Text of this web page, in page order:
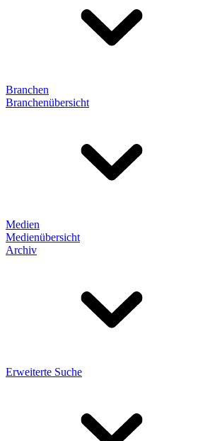
Branchen
Branchenübersicht
Medien
Medienübersicht
Archiv
Erweiterte Suche